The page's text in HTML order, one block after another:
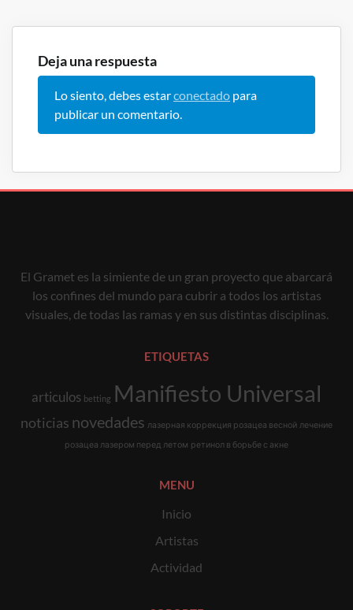
Deja una respuesta
Lo siento, debes estarconectado para
publicar un comentario.
El Gramet es la simiente de un gran proyecto que abarcará
los confines del mundo para cubrir a todos los artistas
visuales, de todas las ramas y en sus distintas disciplinas.
ETIQUETAS
articulos betting Manifiesto Universal
noticias novedades лазерная коррекция розацеа весной лечение
розацеа лазером перед летом ретинол в борьбе с акне
MENU
Inicio
Artistas
Actividad